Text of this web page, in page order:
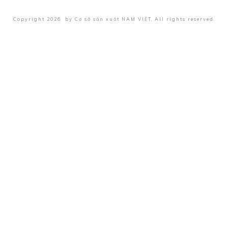
Copyright 2026 by Cơ sở sản xuất NAM VIỆT , All rights reserved.